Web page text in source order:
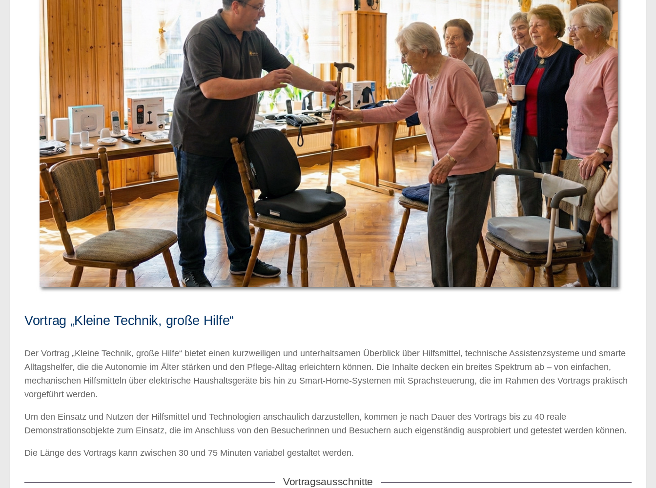
Vortrag „Kleine Technik, große Hilfe“
Der Vortrag „Kleine Technik, große Hilfe“ bietet einen kurzweiligen und unterhaltsamen Überblick über Hilfsmittel, technische Assistenzsysteme und smarte
Alltagshelfer, die die Autonomie im Älter stärken und den Pflege-Alltag erleichtern können. Die Inhalte decken ein breites Spektrum ab – von einfachen,
mechanischen Hilfsmitteln über elektrische Haushaltsgeräte bis hin zu Smart-Home-Systemen mit Sprachsteuerung, die im Rahmen des Vortrags praktisch
vorgeführt werden.
Um den Einsatz und Nutzen der Hilfsmittel und Technologien anschaulich darzustellen, kommen je nach Dauer des Vortrags bis zu 40 reale
Demonstrationsobjekte zum Einsatz, die im Anschluss von den Besucherinnen und Besuchern auch eigenständig ausprobiert und getestet werden können.
Die Länge des Vortrags kann zwischen 30 und 75 Minuten variabel gestaltet werden.
Vortragsausschnitte